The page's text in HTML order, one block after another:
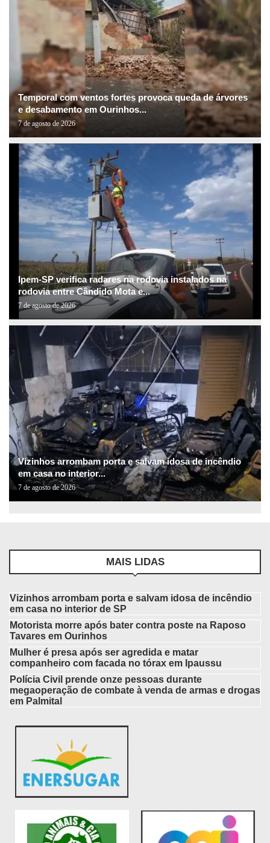
Temporal com ventos fortes provoca queda de árvores
e desabamento em Ourinhos...
7 de agosto de 2026
Ipem-SP verifica radares na rodovia instalados na
rodovia entre Cândido Mota e...
7 de agosto de 2026
Vizinhos arrombam porta e salvam idosa de incêndio
em casa no interior...
7 de agosto de 2026
MAIS LIDAS
Vizinhos arrombam porta e salvam idosa de incêndio
em casa no interior de SP
Motorista morre após bater contra poste na Raposo
Tavares em Ourinhos
Mulher é presa após ser agredida e matar
companheiro com facada no tórax em Ipaussu
Polícia Civil prende onze pessoas durante
megaoperação de combate à venda de armas e drogas
em Palmital